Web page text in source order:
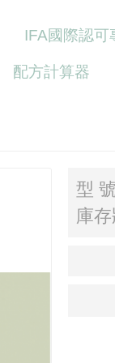
IFA國際認可
配方計算器
型 號
庫存